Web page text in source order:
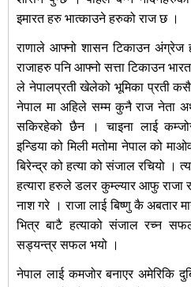
इमारत हरु भात्काउने हरुको राज छ ।
राणाले आफ्नो शासन टिकाउन अंग्रेज
राजाहरु पनि आफ्नो सत्ता टिकाउन
ले नेपालप्रती खेलेको भूमिका प्रती
नेपाल मा अहिले सम्म कुनै राज नेता
सकिरहेको छैन । चाइना लाई
इन्डिया को मिली मतोमानेपाल को
बिरेन्द्र को हत्या को संजाल रचियो ।
हत्यारा हरुले डलर कुम्ल्यार आफु
नाश गरे । राजा लाई बिष्णु कै अबतार
भित्र बाटै हत्याको संजाल रच्न
सड्यन्त्र सफल भयो ।
नेपाल लाई कमजोर बनाएर अमेरिकि